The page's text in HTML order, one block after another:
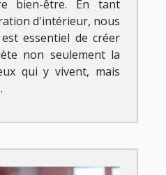
bien-être. En tant
d'intérieur, nous
essentiel de créer
non seulement la
qui y vivent, mais